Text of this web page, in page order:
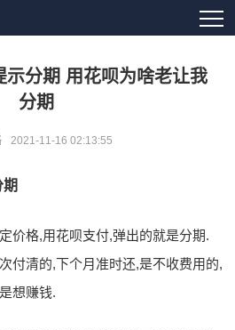
示分期 用花呗为啥老让我
分期
2021-11-16 02:13:55
价格,用花呗支付,弹出的就是分期.
付清的,下个月准时还,是不收费用的,
想赚钱.